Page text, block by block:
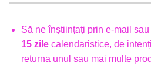
Să ne înștiințați prin e-mail
15 zilecalendaristice, de
returna unul sau mai multe